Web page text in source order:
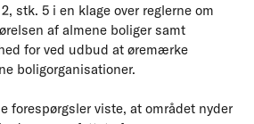
stk. 5 i en klage over reglerne om
af almene boliger samt
for ved udbud at øremærke
boligorganisationer.
forespørgsler viste, at området nyder